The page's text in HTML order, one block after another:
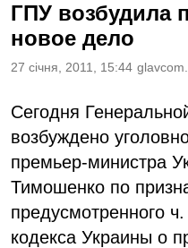
ГПУ возбудила
новое дело
27 сiчня, 2011, 15:44
Сегодня
возбуждено
премьер-министра
Тимошенко по
предусмотренного
кодекса Украины о